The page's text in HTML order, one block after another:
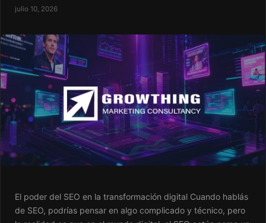
julio 10, 2026
El poder del SEO en la transformación digital Cuando hablás
de SEO, podrías pensar en algo complicado y técnico, pero